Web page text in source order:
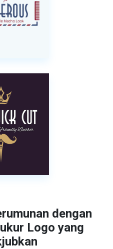
dengan
Logo yang